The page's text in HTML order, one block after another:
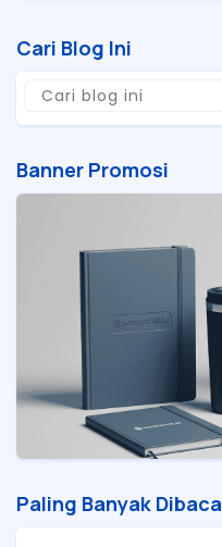
Cari Blog Ini
Banner Promosi
Paling Banyak Dibaca